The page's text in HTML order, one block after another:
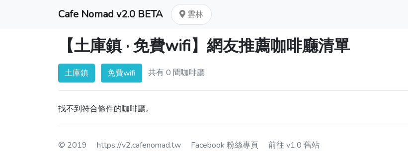
Cafe Nomad v2.0 BETA 雲林
【土庫鎮 · 免費wifi】網友推薦咖啡廳清單
土庫鎮 免費wifi 共有 0 間咖啡廳
找不到符合條件的咖啡廳。
© 2019 https://v2.cafenomad.tw Facebook 粉絲專頁 前往 v1.0 舊站